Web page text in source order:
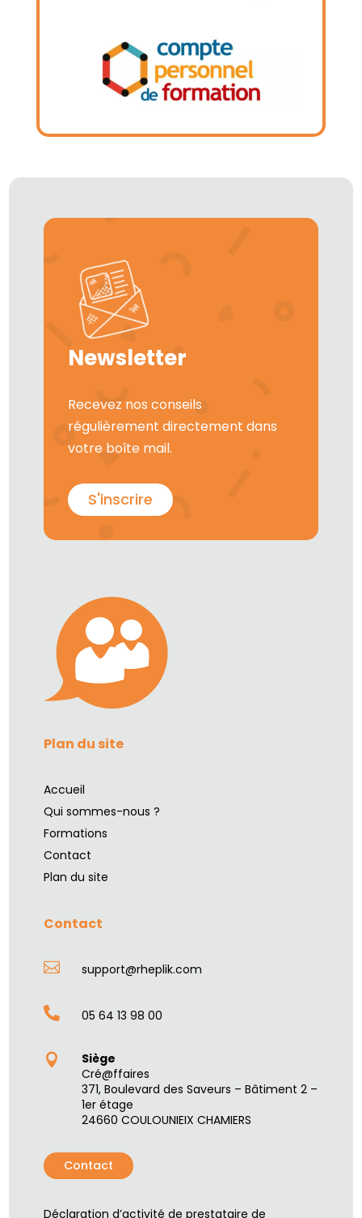
Newsletter
Recevez nos conseils
régulièrement directement dans
votre boîte mail.
S'inscrire
Plan du site
Accueil
Qui sommes-nous ?
Formations
Contact
Plan du site
Contact
 support@rheplik.com
 05 64 13 98 00

Siège
Cré@ffaires
371, Boulevard des Saveurs – Bâtiment 2 –
1er étage
24660 COULOUNIEIX CHAMIERS
Contact
Déclaration d’activité de prestataire de